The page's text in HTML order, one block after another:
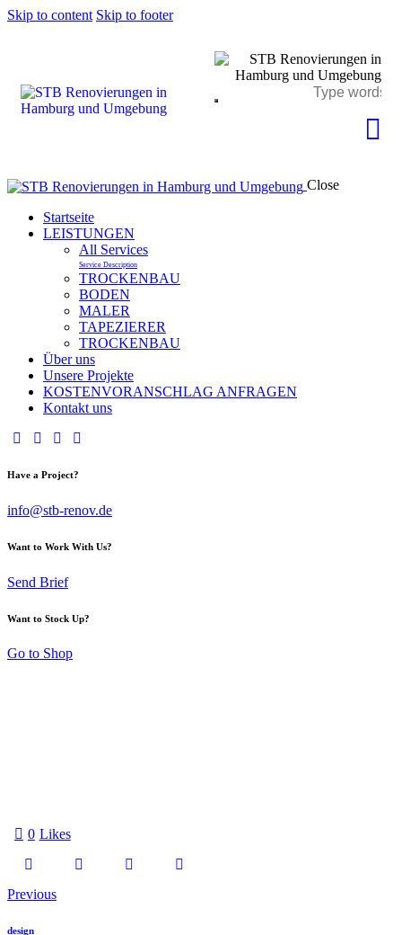
Skip to content Skip to footer
Close
Startseite
LEISTUNGEN
All Services
Service Description
TROCKENBAU
BODEN
MALER
TAPEZIERER
TROCKENBAU
Über uns
Unsere Projekte
KOSTENVORANSCHLAG ANFRAGEN
Kontakt uns
Have a Project?
info@stb-renov.de
Want to Work With Us?
Send Brief
Want to Stock Up?
Go to Shop
0 Likes
Previous
design